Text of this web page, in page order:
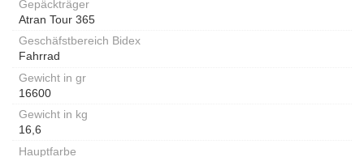
Gepäckträger
Atran Tour 365
Geschäfstbereich Bidex
Fahrrad
Gewicht in gr
16600
Gewicht in kg
16,6
Hauptfarbe